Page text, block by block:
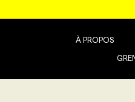
À PROPOS